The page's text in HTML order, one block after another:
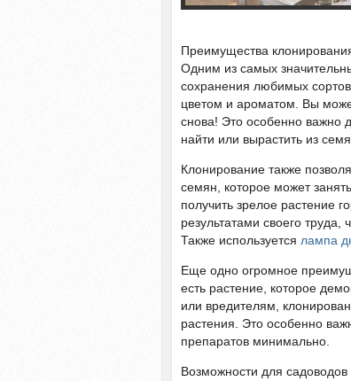
Преимущества
Одним из самых
сохранения любимых
цветом и ароматом. Вы
снова! Это особенно важно
найти или вырастить из
Клонирование также
семян, которое может
получить зрелое растение
результатами своего
Также используется лампа
Еще одно огромное
есть растение, которое
или вредителям,
растения. Это особенно
препаратов минимально.
Возможности для садоводов